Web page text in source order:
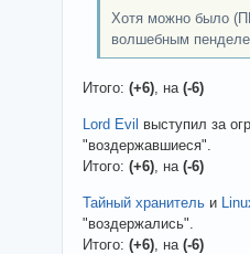
Хотя можно было
волшебным
Итого: (+6) , на (-6)
Lord Evil выступил за
"воздержавшиеся".
Итого: (+6) , на (-6)
Тайный хранитель и
"воздержались".
Итого: (+6) , на (-6)